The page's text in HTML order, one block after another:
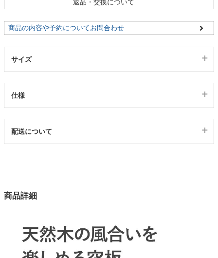
収納用品
ガーデン
タワー
返品・交換について
商品の内容や予約についてお問合わせ
サイズ
仕様
1ss03103072
3色
布張り
梱包サイズ
配送について
商品詳細